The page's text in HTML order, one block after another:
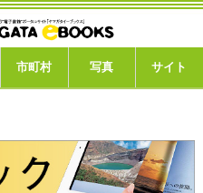
市町村 写真 サイト